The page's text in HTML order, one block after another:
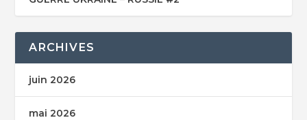
ARCHIVES
juin 2026
mai 2026